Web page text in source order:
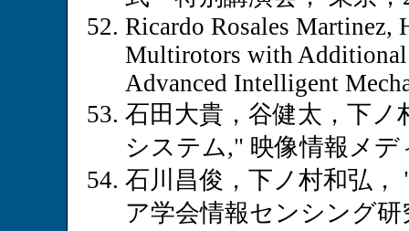
Ricardo Rosales Martinez,
Multirotors with Additional
Advanced Intelligent
石田大貴，谷健太，下
システム," 映像情報メ
石川昌俊，下ノ村和弘，
ア学会情報センシング研